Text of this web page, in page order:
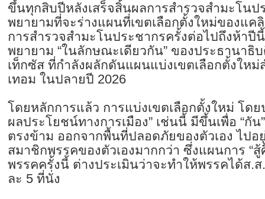
ขึ้นทุกสิบปีหลังเสร็จสิ้นผลการสำรวจสำมะโนป
พยายามที่จะร่างแผนที่เขตเลือกตั้งใหม่ของแค
การสำรวจสำมะโนประชากรครั้งต่อไปถึงห้าปี
พยายาม “ในลักษณะเดียวกัน” ของประธานาธิ
เท็กซัส ที่กำลังผลักดันแผนแบ่งเขตเลือกตั้งใหม่
เทอม ในปลายปี 2026
โดยหลักการแล้ว การแบ่งเขตเลือกตั้งใหม่ โดย
ผลประโยชน์ทางการเมือง” เช่นนี้ มีขึ้นเพื่อ “กั
ตรงข้าม ออกจากพื้นที่ปลอดภัยของตัวเอง ไปอ
สมาชิกพรรคของตัวเองมากกว่า ซึ่งแผนการ “
พรรคครั้งนี้ ต่างประเมินว่าจะทำให้พรรคได้ส.
ละ 5 ที่นั่ง